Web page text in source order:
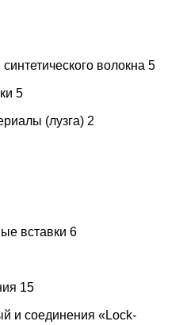
волокна 5
5
(лузга) 2
вставки 6
15
и соединения «Lock-